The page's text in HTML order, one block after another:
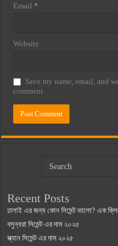
Email *
Website
Save my name, email, and
comment.
Recent Posts
ঢালাই এর জন্য কোন সিমেন্ট ভালো? এক
বসুন্ধরা সিমেন্ট এর দাম ২০২৫
স্ক্যান সিমেন্ট এর দাম ২০২৫